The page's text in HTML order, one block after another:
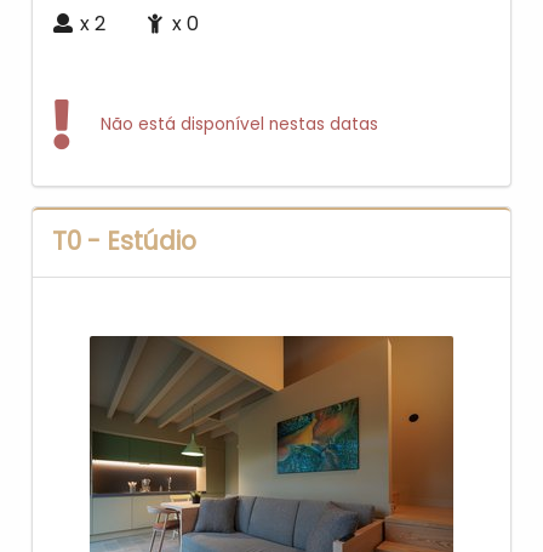
x2 x0
Não está disponível nestas datas
T0 - Estúdio